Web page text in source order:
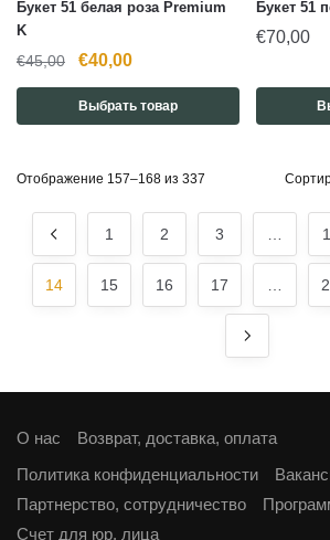
Букет 51 белая роза Premium
K
€45,00
Первоначальная
цена
составляла
€40,00Текущая
цена:
€40,00.
Выбрать товар
Букет 51
€70,00
Отображение 157–168 из 337
1 2 3
14 15 16 17
О нас
Возврат, доставка, оплата
Политика конфиденциальности
Партнерство, сотрудничество
Cчет для юр. лица